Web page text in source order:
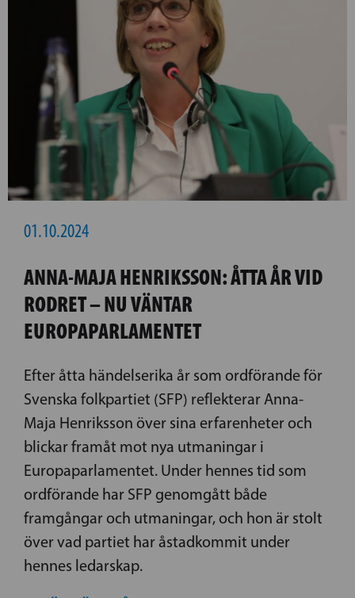
01.10.2024
ANNA-MAJA HENRIKSSON: ÅTTA ÅR VID
RODRET – NU VÄNTAR
EUROPAPARLAMENTET
Efter åtta händelserika år som ordförande för
Svenska folkpartiet (SFP) reflekterar Anna-
Maja Henriksson över sina erfarenheter och
blickar framåt mot nya utmaningar i
Europaparlamentet. Under hennes tid som
ordförande har SFP genomgått både
framgångar och utmaningar, och hon är stolt
över vad partiet har åstadkommit under
hennes ledarskap.